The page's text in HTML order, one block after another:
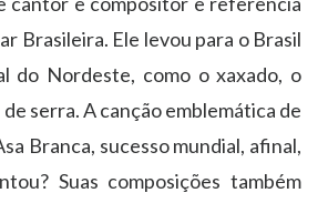
Brasileira. Ele levou para o Brasil
do Nordeste, como o xaxado, o
serra. A canção emblemática de
Branca, sucesso mundial, afinal,
Suas composições também